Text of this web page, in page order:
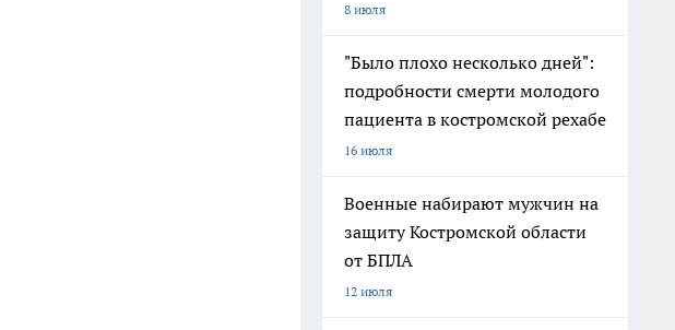
8 июля
"Было плохо несколько дней":
подробности смерти молодого
пациента в костромской рехабе
16 июля
Военные набирают мужчин на
защиту Костромской области
от БПЛА
12 июля